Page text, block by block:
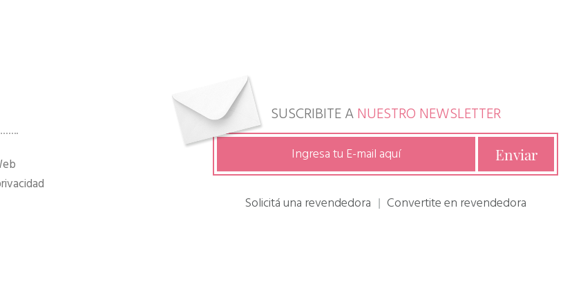
SUSCRIBITE ANUESTRO NEWSLETTER
Solicitá una revendedora Convertite en revendedora